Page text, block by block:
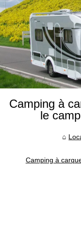
Camping à
le
Camping à